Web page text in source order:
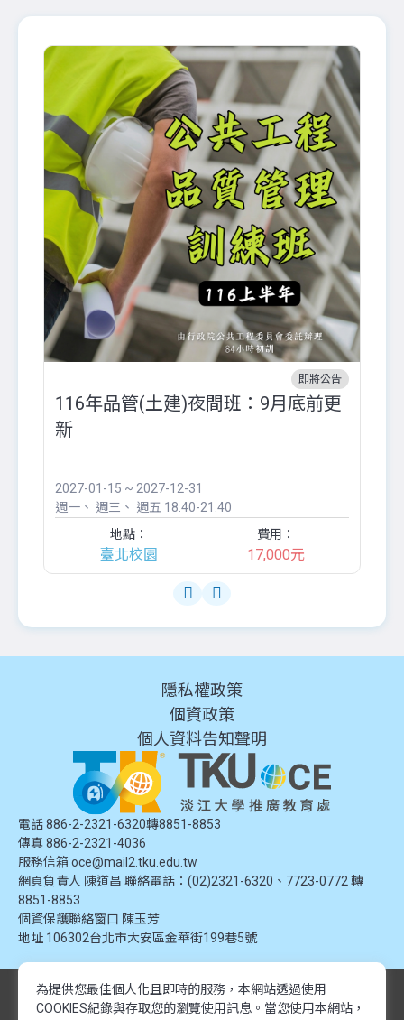
即將公告
116年品管(土建)夜間班：9月底前更
新
2027-01-15 ~ 2027-12-31
週一
週三 週五 18:40-21:40
地點：
臺北校園
費用：
17,000元
隱私權政策
個資政策
個人資料告知聲明
電話 886-2-2321-6320轉8851-8853
傳真 886-2-2321-4036
服務信箱 oce@mail2.tku.edu.tw
網頁負責人 陳道昌 聯絡電話：(02)2321-6320、7723-0772 轉
8851-8853
個資保護聯絡窗口 陳玉芳
地址 106302台北市大安區金華街199巷5號
© 2024 淡江大學推廣教育處. 版權所有。本網站內容由淡江大學推廣教育處
提供，未經授權禁止轉載或引用。所有課程資訊、圖片及資料皆屬本單位所
為提供您最佳個人化且即時的服務，本網站透過使用
COOKIES紀錄與存取您的瀏覽使用訊息。 當您使用本網站，